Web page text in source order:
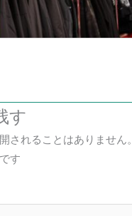
す
されることはありません。
す